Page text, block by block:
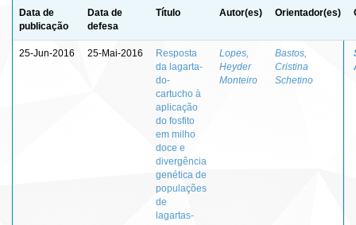
Data de
publicação
Data de
defesa
Título Autor(es) Orientador(es)
25-Jun-2016 25-Mai-2016
Resposta
da lagarta-
do-
cartucho à
aplicação
do fosfito
em milho
doce e
divergência
genética de
populações
de
lagartas-
Lopes,
Heyder
Monteiro
Bastos,
Cristina
Schetino